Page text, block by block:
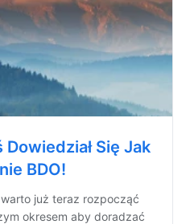
Się Jak
BDO!
już teraz rozpocząć
okresem aby doradzać